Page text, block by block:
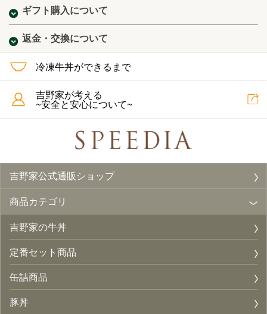
ギフト購入について
返金・交換について
冷凍牛丼ができるまで
吉野家が考える
~安全と安心について~
吉野家公式通販ショップ
商品カテゴリ
吉野家の牛丼
定番セット商品
缶詰商品
豚丼